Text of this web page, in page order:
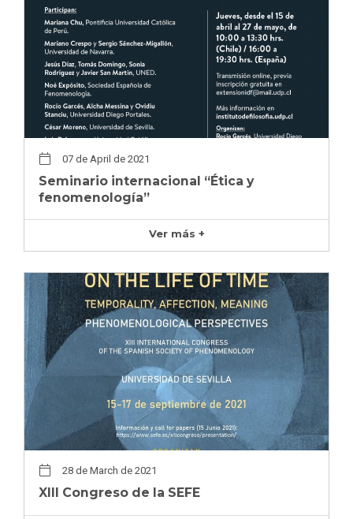
07 de April de 2021
Seminario internacional “Ética y
fenomenología”
Ver más +
28 de March de 2021
XIII Congreso de la SEFE